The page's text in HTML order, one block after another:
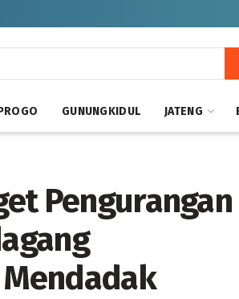
GUNUNGKIDUL JATENG
Pengurangan